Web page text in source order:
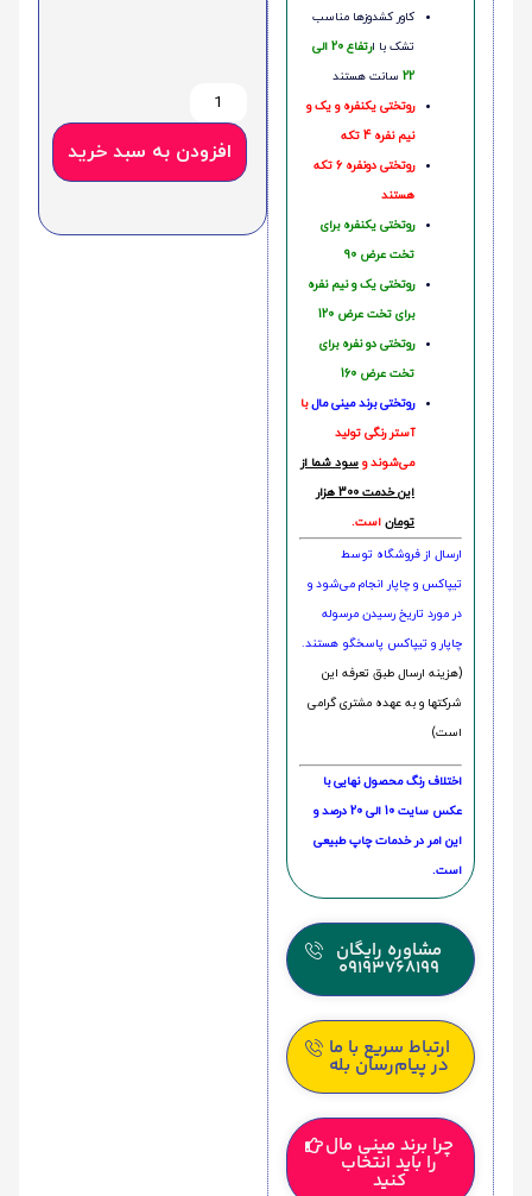
کاور کشدوزها مناسب
تشک با ا
رتفاع 20 الی
22 سانت هستند
روتختی یکنفره و یک و
نیم نفره 4 تکه
روتختی دونفره 6 تکه
هستند
روتختی یکنفره برای
تخت عرض 90
روتختی یک و نیم نفره
برای تخت عرض 120
روتختی دو نفره برای
تخت عرض 160
روتختی‌ برند مینی مالبا
آستر رنگی تولید
می‌شوند و سود شما از
این خدمت 300 هزار
تومان است.
ارسال از فروشگاه توسط
تیپاکس و چاپار انجام می‌شود و
در مورد تاریخ رسیدن مرسوله
چاپار و تیپاکس پاسخگو هستند.
(هزینه ارسال طبق تعرفه این
شرکتها و به عهده مشتری گرامی
است)
اختلاف رنگ محصول نهایی با
عکس سایت 10 الی 20 درصد و
این امر در خدمات چاپ طبیعی
است.
مشاوره رایگان
09193768199
ارتباط سریع با ما
در پیام‌رسان بله
چرا برند مینی مال
را باید انتخاب
کنید
افزودن به سبد خرید